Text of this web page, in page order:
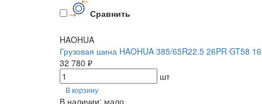
Сравнить
HAOHUA
Грузовая шина HAOHUA 385/65R22.5 26PR GT58
32 780 ₽
шт
В корзину
В наличии: мало